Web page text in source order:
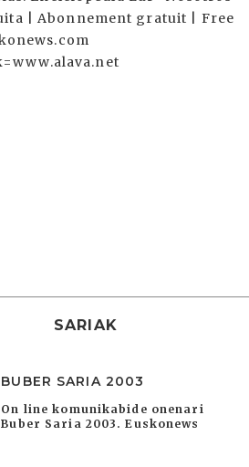
SARIAK
BUBER SARIA 2003
On line komunikabide onenari
Buber Saria 2003. Euskonews